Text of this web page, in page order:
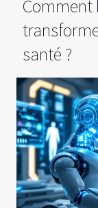
Comment
santé ?